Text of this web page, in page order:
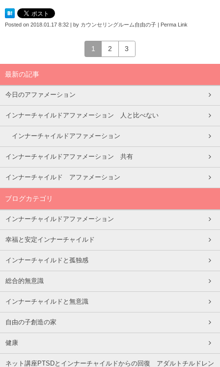
Posted on 2018.01.17 8:32 | by カウンセリングルーム自由の子 | Perma Link
1 2 3
最新の記事
今日のアファメーション
インナーチャイルドアファメーション 人と比べない
インナーチャイルドアファメーション
インナーチャイルドアファメーション 共有
インナーチャイルド アファメーション
ブログカテゴリ
インナーチャイルドアファメーション
幸福と安定インナーチャイルド
インナーチャイルドと孤独感
総合的無意識
インナーチャイルドと無意識
自由の子創造の家
健康
ネット講座PTSDとインナーチャイルドからの回復 アダルトチルドレン